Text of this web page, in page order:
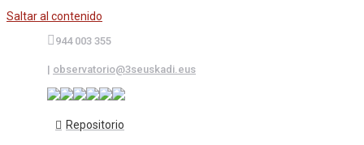
Saltar al contenido
944 003 355
| observatorio@3seuskadi.eus
Repositorio